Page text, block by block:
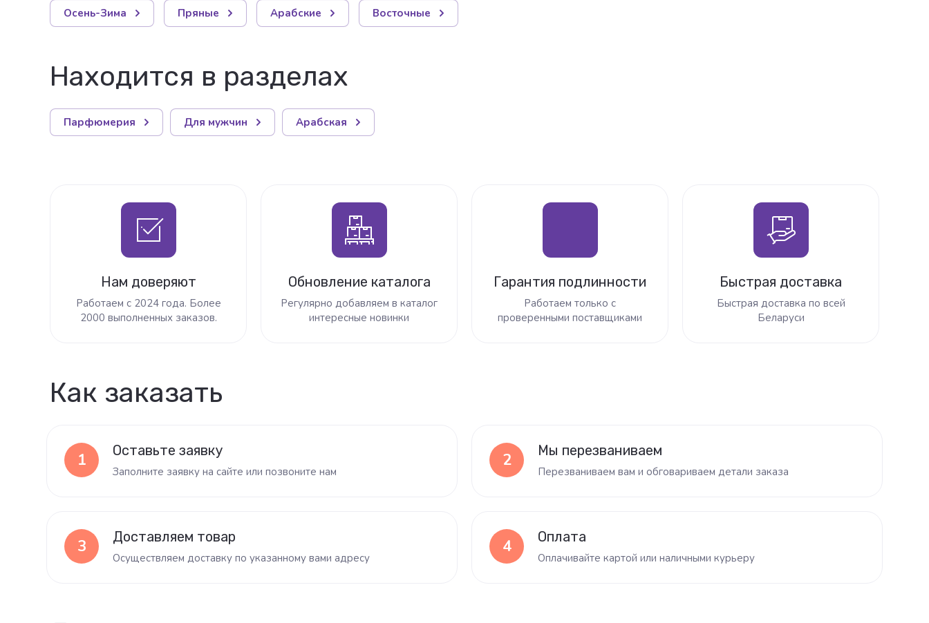
Осень-Зима Пряные Арабские Восточные
Находится в разделах
Парфюмерия Для мужчин Арабская
Нам доверяют
Работаем с 2024 года. Более
2000 выполненных заказов.
Обновление каталога
Регулярно добавляем в каталог
интересные новинки
Гарантия подлинности
Работаем только с
проверенными поставщиками
Быстрая доставка
Быстрая доставка по всей
Беларуси
Как заказать
1 Оставьте заявку
Заполните заявку на сайте или позвоните нам
2 Мы перезваниваем
Перезваниваем вам и обговариваем детали заказа
3 Доставляем товар
Осуществляем доставку по указанному вами адресу
4 Оплата
Оплачивайте картой или наличными курьеру